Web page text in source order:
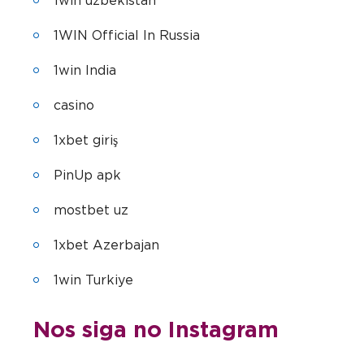
1WIN Official In Russia
1win India
casino
1xbet giriş
PinUp apk
mostbet uz
1xbet Azerbajan
1win Turkiye
Nos siga no Instagram